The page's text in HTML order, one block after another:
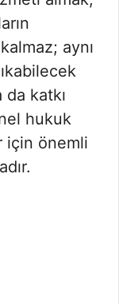
aynı
da katkı
hukuk
için önemli